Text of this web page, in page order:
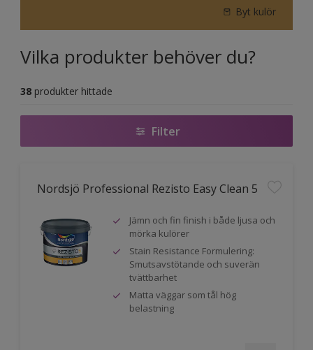
Byt kulör
Vilka produkter behöver du?
38 produkter hittade
Filter
Nordsjö Professional Rezisto Easy Clean 5
Jämn och fin finish i både ljusa och
mörka kulörer
Stain Resistance Formulering:
Smutsavstötande och suverän
tvättbarhet
Matta väggar som tål hög
belastning